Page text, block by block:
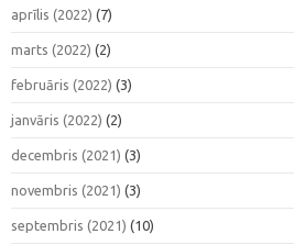
aprīlis (2022) (7)
marts (2022) (2)
februāris (2022) (3)
janvāris (2022) (2)
decembris (2021) (3)
novembris (2021) (3)
septembris (2021) (10)